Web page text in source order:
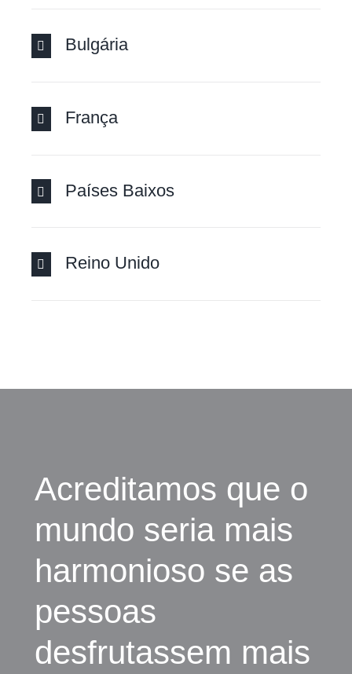
Bulgária
França
Países Baixos
Reino Unido
Acreditamos que o
mundo seria mais
harmonioso se as
pessoas
desfrutassem mais